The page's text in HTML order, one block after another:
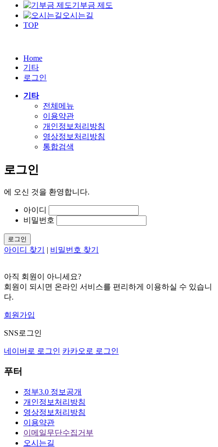
기부금 제도
오시는길
TOP
Home
기타
로그인
기타
전체메뉴
이용약관
개인정보처리방침
영상정보처리방침
통합검색
로그인
에 오신 것을 환영합니다.
아이디
비밀번호
로그인
아이디 찾기 | 비밀번호 찾기
아직 회원이 아니세요?
회원이 되시면 온라인 서비스를 편리하게 이용하실 수 있습니
다.
회원가입
SNS로그인
네이버로 로그인 카카오로 로그인
푸터
정부3.0 정보공개
개인정보처리방침
영상정보처리방침
이용약관
이메일무단수집거부
오시는길